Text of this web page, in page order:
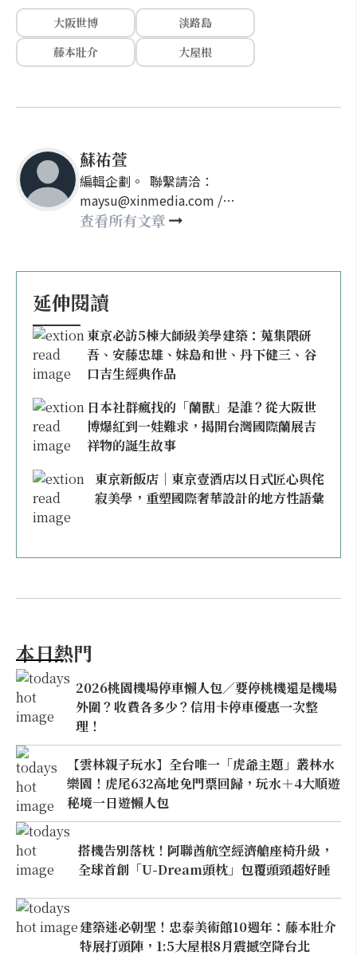
大阪世博
淡路島
藤本壯介
大屋根
蘇祐萱
編輯企劃。 聯繫請洽：
maysu@xinmedia.com /
may860527@gmail.com
查看所有文章
延伸閱讀
東京必訪5棟大師級美學建築：蒐集隈研
吾、安藤忠雄、妹島和世、丹下健三、谷
口吉生經典作品
日本社群瘋找的「蘭獸」是誰？從大阪世
博爆紅到一娃難求，揭開台灣國際蘭展吉
祥物的誕生故事
東京新飯店｜東京壹酒店以日式匠心與侘
寂美學，重塑國際奢華設計的地方性語彙
本日熱門
2026桃園機場停車懶人包／要停桃機還是機場
外圍？收費各多少？信用卡停車優惠一次整
理！
【雲林親子玩水】全台唯一「虎爺主題」叢林水
樂園！虎尾632高地免門票回歸，玩水＋4大順遊
秘境一日遊懶人包
搭機告別落枕！阿聯酋航空經濟艙座椅升級，
全球首創「U-Dream頭枕」包覆頭頸超好睡
建築迷必朝聖！忠泰美術館10週年：藤本壯介
特展打頭陣，1:5大屋根8月震撼空降台北